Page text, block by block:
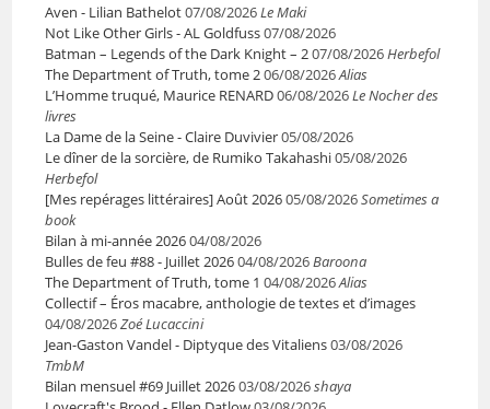
Aven - Lilian Bathelot07/08/2026Le Maki
Not Like Other Girls - AL Goldfuss07/08/2026
Batman – Legends of the Dark Knight – 207/08/2026Herbefol
The Department of Truth, tome 206/08/2026Alias
L’Homme truqué, Maurice RENARD06/08/2026Le Nocher des
livres
La Dame de la Seine - Claire Duvivier05/08/2026
Le dîner de la sorcière, de Rumiko Takahashi05/08/2026
Herbefol
[Mes repérages littéraires] Août 202605/08/2026Sometimes a
book
Bilan à mi-année 202604/08/2026
Bulles de feu #88 - Juillet 202604/08/2026Baroona
The Department of Truth, tome 1 04/08/2026Alias
Collectif – Éros macabre, anthologie de textes et d’images
04/08/2026Zoé Lucaccini
Jean-Gaston Vandel - Diptyque des Vitaliens03/08/2026
TmbM
Bilan mensuel #69 Juillet 202603/08/2026shaya